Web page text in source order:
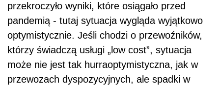
przekroczyło wyniki, które osiągało przed
pandemią - tutaj sytuacja wygląda wyjątkowo
optymistycznie. Jeśli chodzi o przewoźników,
którzy świadczą usługi „low cost”, sytuacja
może nie jest tak hurraoptymistyczna, jak w
przewozach dyspozycyjnych, ale spadki w